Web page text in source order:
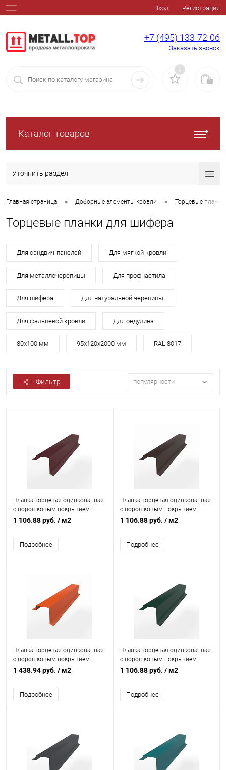
Вход Регистрация
+7 (495) 133-72-06
Заказать звонок
0
Каталог товаров
Уточнить раздел
Главная страница • Доборные элементы кровли • Торцевые планки
Торцевые планки для шифера
Для сэндвич-панелей Для мягкой кровли
Для металлочерепицы Для профнастила
Для шифера Для натуральной черепицы
Для фальцевой кровли Для ондулина
80х100 мм 95х120х2000 мм RAL 8017
Фильтр популярности
Планка торцевая оцинкованная
с порошковым покрытием
0,45мм ширина менее 625 мм
1 106.88 руб. / м2
Подробнее
Планка торцевая оцинкованная
с порошковым покрытием
0,45мм ширина менее 625 мм
1 106.88 руб. / м2
Подробнее
Планка торцевая оцинкованная
с порошковым покрытием
0,45мм ширина более 625 мм
1 438.94 руб. / м2
Подробнее
Планка торцевая оцинкованная
с порошковым покрытием
0,45мм ширина менее 625 мм
1 106.88 руб. / м2
Подробнее